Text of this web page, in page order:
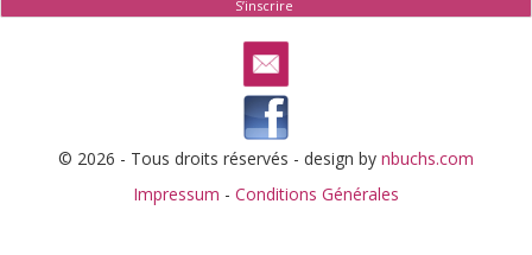
© 2026 - Tous droits réservés - design by nbuchs.com
Impressum - Conditions Générales